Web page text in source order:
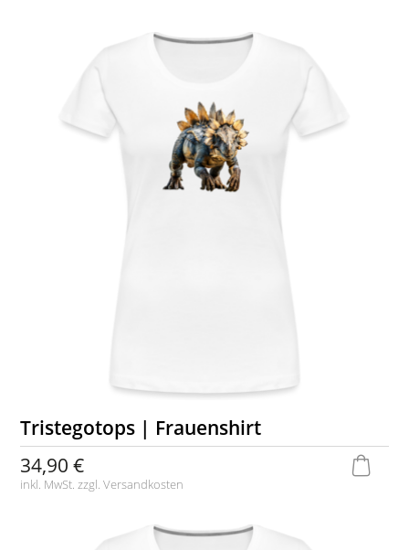
Tristegotops | Frauenshirt
34,90 €
inkl. MwSt. zzgl.Versandkosten